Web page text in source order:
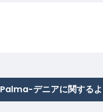
Palma-デニアに関する